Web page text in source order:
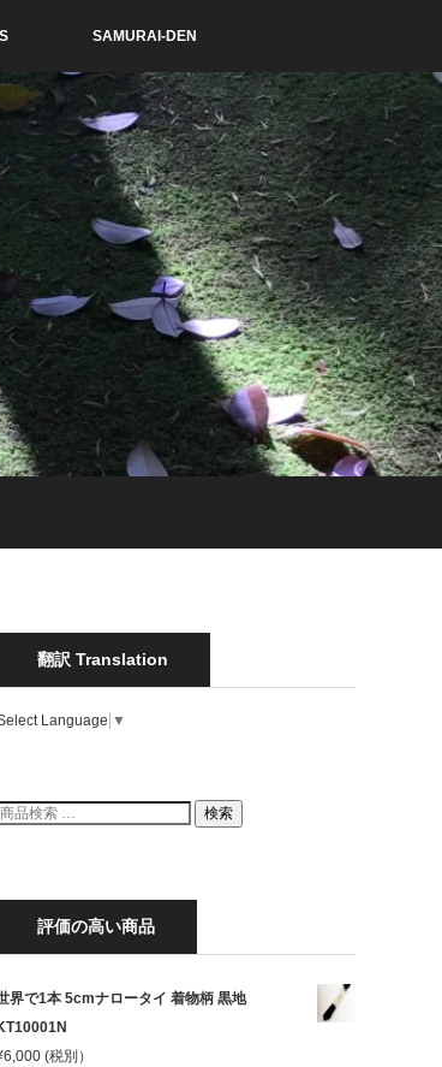
SAMURAI-DEN
翻訳 Translation
Language ▼
検索
評価の高い商品
界で1本 5cmナロータイ 着物柄 黒地
6,000 (税別）